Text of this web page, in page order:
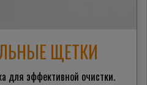
ЩЕТКИ
для эффективной очистки.